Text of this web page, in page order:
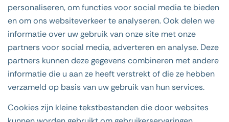
personaliseren, om functies voor social media te bieden
en om ons websiteverkeer te analyseren. Ook delen we
informatie over uw gebruik van onze site met onze
partners voor social media, adverteren en analyse. Deze
partners kunnen deze gegevens combineren met andere
informatie die u aan ze heeft verstrekt of die ze hebben
verzameld op basis van uw gebruik van hun services.
Cookies zijn kleine tekstbestanden die door websites